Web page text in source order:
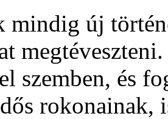
mindig új
szemben, és
rokonainak,